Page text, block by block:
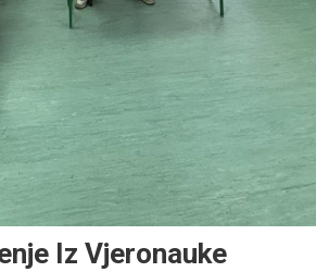
Iz Vjeronauke